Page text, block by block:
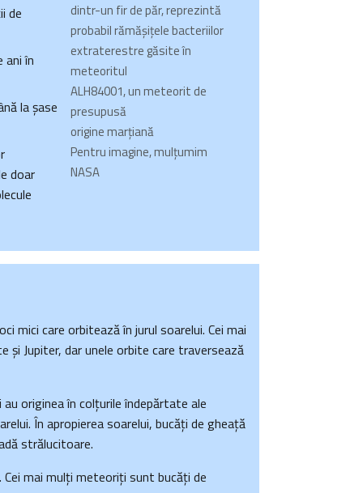
dintr-un fir de păr, reprezintă
probabil rămășițele bacteriilor
extraterestre găsite în
meteoritul
ALH84001, un meteorit de
presupusă
origine marțiană
Pentru imagine, mulţumim
NASA
de
ani în
la șase
doar
mici care orbitează în jurul soarelui. Cei mai
și Jupiter, dar unele orbite care traversează
originea în colțurile îndepărtate ale
În apropierea soarelui, bucăți de gheață
strălucitoare.
mai mulți meteoriți sunt bucăți de